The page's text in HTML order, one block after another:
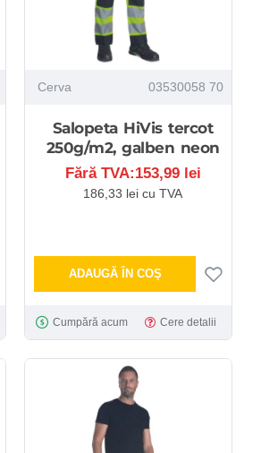
Cerva 03530058 70
Salopeta HiVis tercot
250g/m2, galben neon
Fără TVA:153,99 lei
186,33 lei cu TVA
ADAUGĂ ÎN COŞ
Cumpără acum Cere detalii